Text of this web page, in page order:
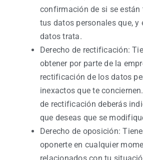
confirmación de si se
tus datos personales que, y
datos trata.
Derecho de rectificación:
obtener por parte de la
rectificación de los datos
inexactos que te
de rectificación deberás
que deseas que se
Derecho de oposición:
oponerte en cualquier